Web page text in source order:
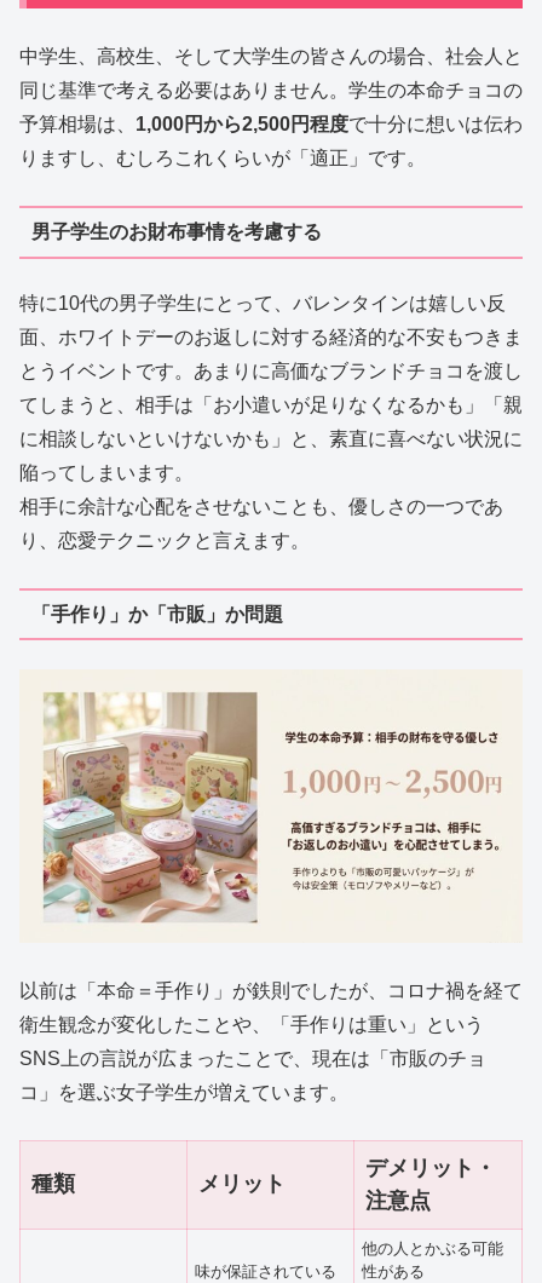
中学生、高校生、そして大学生の皆さんの場合、社会人と
同じ基準で考える必要はありません。学生の本命チョコの
予算相場は、 1,000円から2,500円程度で十分に想いは伝わ
りますし、むしろこれくらいが「適正」です。
男子学生のお財布事情を考慮する
特に10代の男子学生にとって、バレンタインは嬉しい反
面、ホワイトデーのお返しに対する経済的な不安もつきま
とうイベントです。あまりに高価なブランドチョコを渡し
てしまうと、相手は「お小遣いが足りなくなるかも」「親
に相談しないといけないかも」と、素直に喜べない状況に
陥ってしまいます。
相手に余計な心配をさせないことも、優しさの一つであ
り、恋愛テクニックと言えます。
「手作り」か「市販」か問題
以前は「本命＝手作り」が鉄則でしたが、コロナ禍を経て
衛生観念が変化したことや、「手作りは重い」という
SNS上の言説が広まったことで、現在は「市販のチョ
コ」を選ぶ女子学生が増えています。
種類 メリット
デメリット・
注意点
味が保証されている
他の人とかぶる可能
性がある